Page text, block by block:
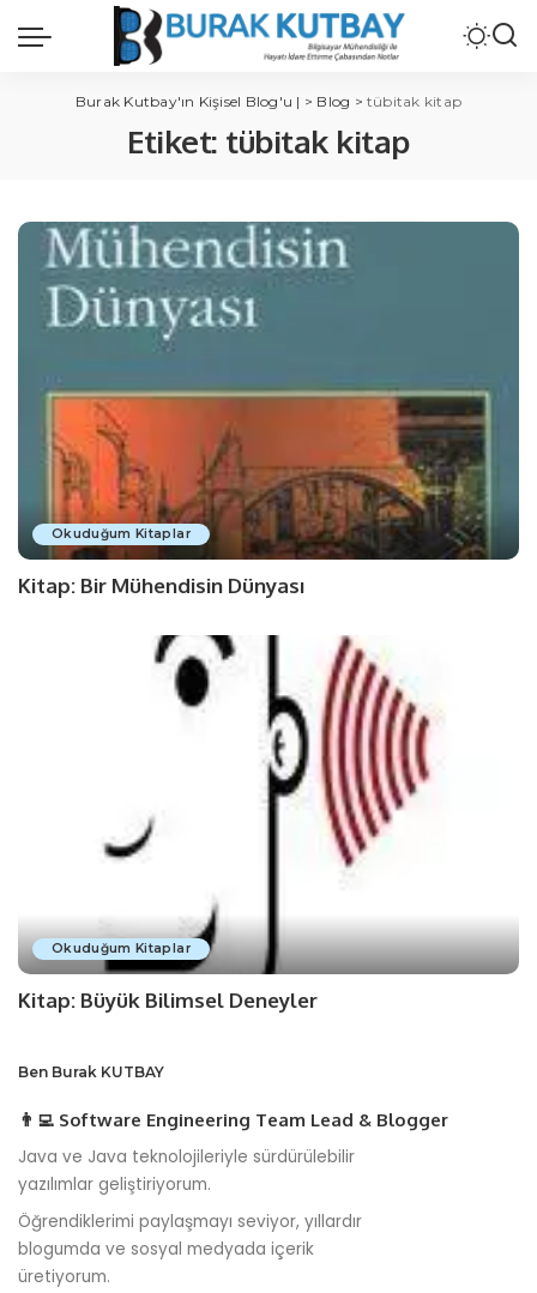
Burak Kutbay'ın Kişisel Blog'u | > Blog > tübitak kitap
Etiket: tübitak kitap
Okuduğum Kitaplar
Kitap: Bir Mühendisin Dünyası
Okuduğum Kitaplar
Kitap: Büyük Bilimsel Deneyler
Ben Burak KUTBAY
👨‍💻 Software Engineering Team Lead & Blogger
Java ve Java teknolojileriyle sürdürülebilir
yazılımlar geliştiriyorum.
Öğrendiklerimi paylaşmayı seviyor, yıllardır
blogumda ve sosyal medyada içerik
üretiyorum.